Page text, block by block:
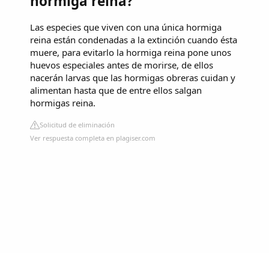
Las especies que viven con una única hormiga
reina están condenadas a la extinción cuando ésta
muere, para evitarlo la hormiga reina pone unos
huevos especiales antes de morirse, de ellos
nacerán larvas que las hormigas obreras cuidan y
alimentan hasta que de entre ellos salgan
hormigas reina.
Solicitud de eliminación
Ver respuesta completa en plagiser.com